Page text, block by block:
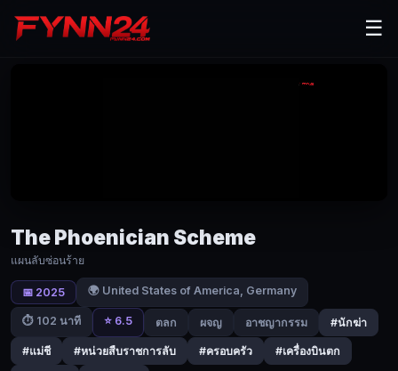
☰
The
Phoenician
ร้าย
Fynn24
ซาซา-
คอร์ด
The Phoenician Scheme
แผนลับซ่อนร้าย
📅 2025 🌍 United States of America, Germany
⏱ 102 นาที ⭐ 6.5 ตลก ผจญ อาชญากรรม #นักฆ่า
#แม่ชี #หน่วยสืบราชการลับ #ครอบครัว #เครื่องบินตก